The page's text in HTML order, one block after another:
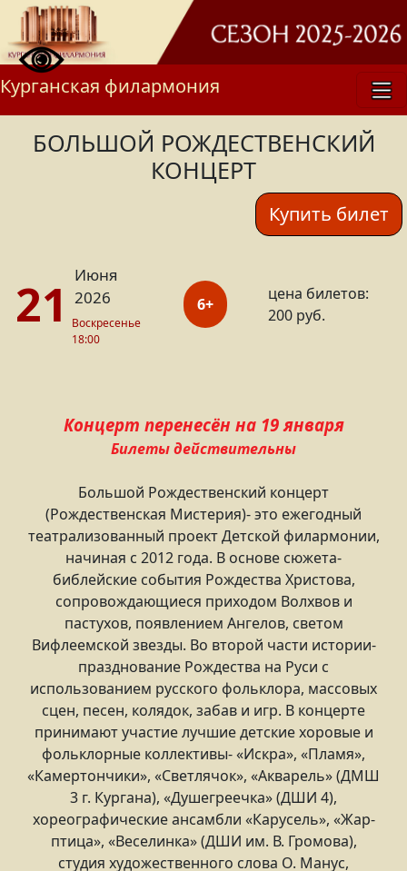
Курганская филармония
БОЛЬШОЙ РОЖДЕСТВЕНСКИЙ
КОНЦЕРТ
Купить билет
21
Июня
2026
Воскресенье
18:00
6+
цена билетов:
200 руб.
Концерт перенесён на 19 января
Билеты действительны
Большой Рождественский концерт
(Рождественская Мистерия)- это ежегодный
театрализованный проект Детской филармонии,
начиная с 2012 года. В основе сюжета-
библейские события Рождества Христова,
сопровождающиеся приходом Волхвов и
пастухов, появлением Ангелов, светом
Вифлеемской звезды. Во второй части истории-
празднование Рождества на Руси с
использованием русского фольклора, массовых
сцен, песен, колядок, забав и игр. В концерте
принимают участие лучшие детские хоровые и
фольклорные коллективы- «Искра», «Пламя»,
«Камертончики», «Светлячок», «Акварель» (ДМШ
3 г. Кургана), «Душегреечка» (ДШИ 4),
хореографические ансамбли «Карусель», «Жар-
птица», «Веселинка» (ДШИ им. В. Громова),
студия художественного слова О. Манус,